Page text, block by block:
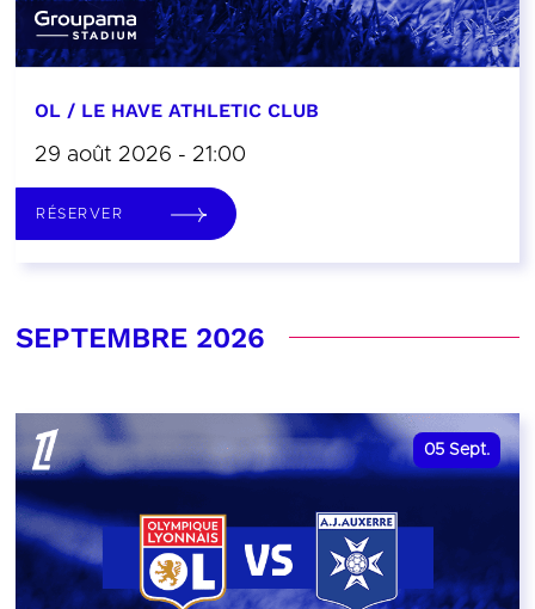
OL / LE HAVE ATHLETIC CLUB
29 août 2026 - 21:00
RÉSERVER
SEPTEMBRE 2026
05 Sept.